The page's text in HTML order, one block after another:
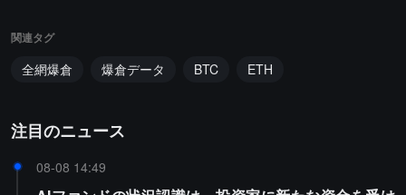
関連タグ
全網爆倉 爆倉データ BTC ETH
注目のニュース
08-08 14:49